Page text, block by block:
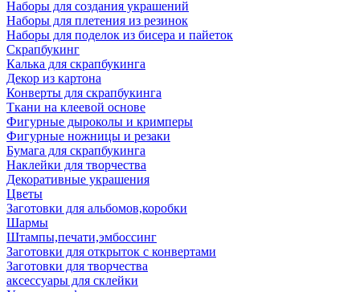
Наборы для создания украшений
Наборы для плетения из резинок
Наборы для поделок из бисера и пайеток
Скрапбукинг
Калька для скрапбукинга
Декор из картона
Конверты для скрапбукинга
Ткани на клеевой основе
Фигурные дыроколы и кримперы
Фигурные ножницы и резаки
Бумага для скрапбукинга
Наклейки для творчества
Декоративные украшения
Цветы
Заготовки для альбомов,коробки
Шармы
Штампы,печати,эмбоссинг
Заготовки для открыток с конвертами
Заготовки для творчества
аксессуары для склейки